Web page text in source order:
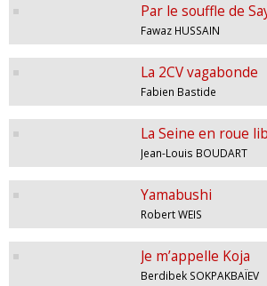
Par le souffle de
Fawaz HUSSAIN
La 2CV vagabonde
Fabien Bastide
La Seine en roue
Jean-Louis BOUDART
Yamabushi
Robert WEIS
Je m’appelle Koja
Berdibek SOKPAKBAÏEV